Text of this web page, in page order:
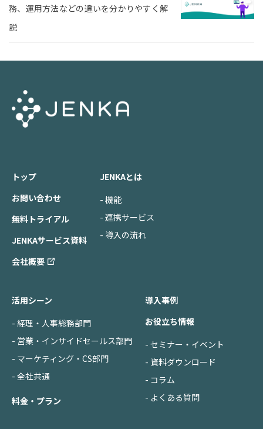
務、運用方法などの違いを分かりやすく解
説
トップ
お問い合わせ
無料トライアル
JENKAサービス資料
会社概要
JENKAとは
- 機能
- 連携サービス
- 導入の流れ
活用シーン
- 経理・人事総務部門
- 営業・インサイドセールス部門
- マーケティング・CS部門
- 全社共通
料金・プラン
導入事例
お役立ち情報
- セミナー・イベント
- 資料ダウンロード
- コラム
- よくある質問